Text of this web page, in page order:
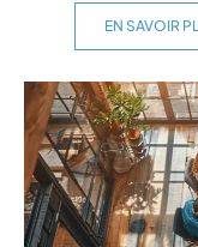
EN SAVOIR